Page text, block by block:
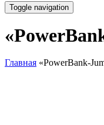
Toggle navigation
Главная «PowerBank-